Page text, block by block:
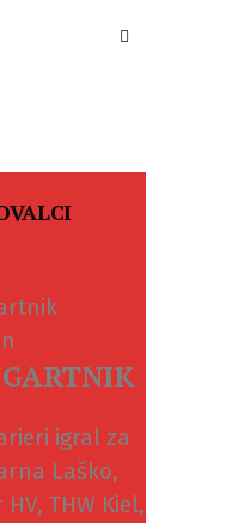
igral za
Laško,
THW Kiel,